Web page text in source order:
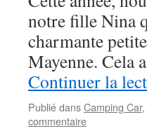
notre fille Nina
charmante
Mayenne. Cela
Continuer la
Publié dansCamping Car,
commentaire